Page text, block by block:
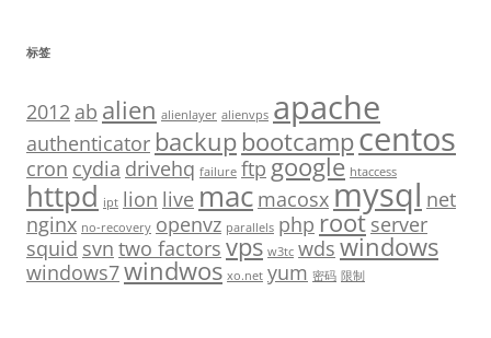
标签
2012 ab alien alienlayer alienvps apache
authenticator backupbootcampcentos
cron cydia drivehq failure ftp google htaccess
httpd ipt lion live mac macosxmysql net
nginx no-recovery openvz parallels php root server
squid svn two factors vps w3tc wds windows
windows7windwos xo.net yum 密码 限制